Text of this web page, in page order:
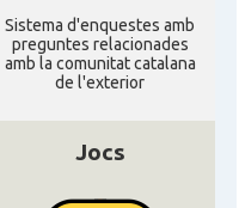
a VIRGINIA
DC
a WISCONSIN
Sistema d'enquestes amb
preguntes relacionades
amb la comunitat catalana
de l'exterior
Jocs